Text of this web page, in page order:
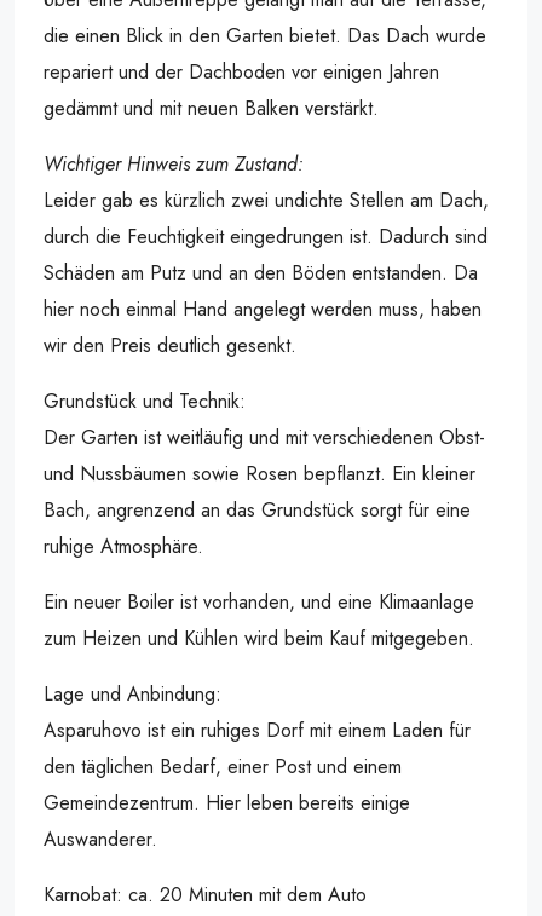
die einen Blick in den Garten bietet. Das Dach wurde
repariert und der Dachboden vor einigen Jahren
gedämmt und mit neuen Balken verstärkt.
Wichtiger Hinweis zum Zustand:
Leider gab es kürzlich zwei undichte Stellen am Dach,
durch die Feuchtigkeit eingedrungen ist. Dadurch sind
Schäden am Putz und an den Böden entstanden. Da
hier noch einmal Hand angelegt werden muss, haben
wir den Preis deutlich gesenkt.
Grundstück und Technik:
Der Garten ist weitläufig und mit verschiedenen Obst-
und Nussbäumen sowie Rosen bepflanzt. Ein kleiner
Bach, angrenzend an das Grundstück sorgt für eine
ruhige Atmosphäre.
Ein neuer Boiler ist vorhanden, und eine Klimaanlage
zum Heizen und Kühlen wird beim Kauf mitgegeben.
Lage und Anbindung:
Asparuhovo ist ein ruhiges Dorf mit einem Laden für
den täglichen Bedarf, einer Post und einem
Gemeindezentrum. Hier leben bereits einige
Auswanderer.
Karnobat: ca. 20 Minuten mit dem Auto